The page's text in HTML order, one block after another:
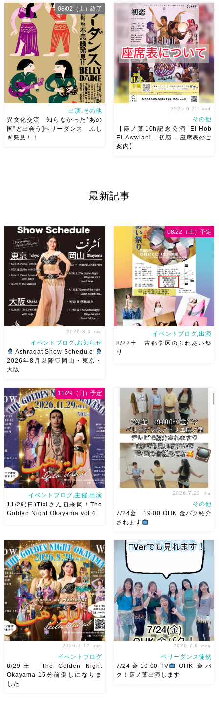
めちゃくちゃ楽しみなイベント
に出演させていただきます
しゃむすちゃん、かるまさん
どうぞ宜しくお願いします
りょう さんとご一緒できるの
嬉しいな
そしてなんだか楽
しそうなゲストの皆さま(●´艸
[…]
كل سنة وأنتم طيبين
明けま
しておめでとうございます
今
年も夫婦共々よろしくお願いし
ます
皆様にとって素敵な一
年となりますように
験も、8/2(土)オリエント美術
出演,その他
異文化交流「知らなかった”あの
国”と出会う]ベリーダンス ふし
ぎ発見！！
08/02（土）終了
案内です ★VIP席はナイトクラ
2025.6.25 wed.
その他
【麻ノ葉10h記念公演_El-Hob
El-Awwlani – 初恋 – 座席表のご
案内】
最新記事
です♡皆様にお会いできますよ
うに
ご予約はメッセージく
ださい
お待ちしています
Ashraqat Show Schedule
岡山・8/22(土) […]
2026.8.4 tue.
イベントブログ,お知らせ
Ashraqat Show Schedule
2026年8月以降♡岡山・東京・
大阪
りにて踊らせていただきます♡
太鼓も叩くよー！私たちは
18:40頃から出演です屋台も出
てとても楽しいお祭りになりそ
う
私たちも踊った後は祭り
を楽しみます
遊びにいら
[…]
イベントブログ,出演
8/22土 古都学区のふれあい祭
り
08/22（土）予定
2026/11/29(日)Tixiさん初来
岡！The Golden Night
Okayama vol.4 本日8/1よりお
申し込みスタートです
【
Show 】 Guest DancerTixi
[…]
イベントブログ,主催,出演
11/29(日)Tixiさん初来岡！The
Golden Night Okayama vol.4
11/29（日）予定
7/24金 19:00 OHK 金バクベ
リーダンスアトリエ麻ノ葉テレ
ビで紹介されます♡ Tverでも
見れますので全国の皆様みてね
河合くんが来てくれました
2026.7.23 thu.
その他
7/24金 19:00 OHK 金バク紹介
されます
2026.7.12 sun.
イベントブログ
8/29土 The Golden Night
Okayama 15分前倒しになりま
した
2026.7.6 mon.
ベリーダンス徒然
7/24金19:00-TV
OHK 金バ
ク！麻ノ葉出演します